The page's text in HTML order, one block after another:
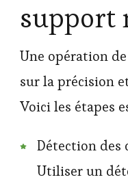
support
Une opération de
sur la précision
Voici les étapes
Détection des
Utiliser un